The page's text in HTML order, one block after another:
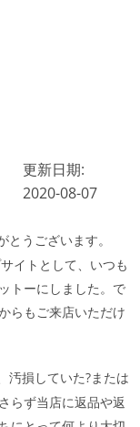
更新日期:
2020-08-07
うございます。
イトとして、いつも
トーにしました。で
らもご来店いただけ
汚損していた?または
らず当店に返品や返